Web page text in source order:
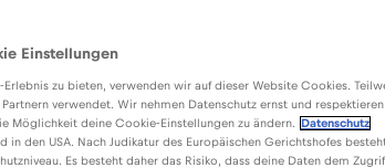
Előnyök Leírás
Einstellungen
zu bieten, verwenden wir auf dieser Website Cookies.
verwendet. Wir nehmen Datenschutz ernst und
Möglichkeit deine Cookie-Einstellungen zu ändern.
Datenschutz
in den USA. Nach Judikatur des Europäischen Gerichtshofes
Es besteht daher das Risiko, dass deine Daten dem